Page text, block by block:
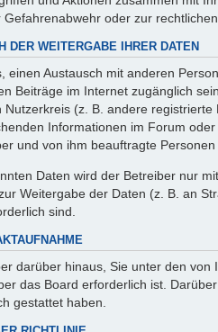
oder zur
DER WEITERGABE IHRER DATEN
einen Austausch mit anderen
Beiträge im Internet zugänglich
(z. B. andere
Informationen im Forum
und von ihm beauftragte
Daten wird der Betreiber nur
Weitergabe der Daten (z. B. an
sind.
darüber hinaus, Sie unter den
das Board erforderlich ist.
gestattet haben.